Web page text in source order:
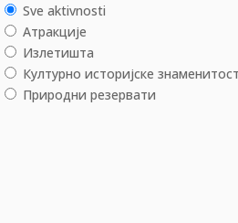
Sve aktivnosti
Aтракције
Излетишта
Културно историјске
Природни резервати